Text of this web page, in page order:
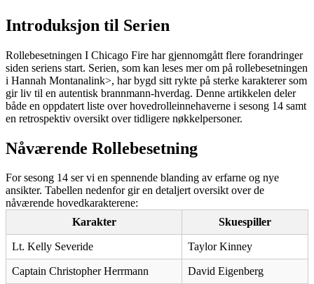
Introduksjon til Serien
Rollebesetningen I Chicago Fire har gjennomgått flere forandringer
siden seriens start. Serien, som kan leses mer om på rollebesetningen
i Hannah Montanalink>, har bygd sitt rykte på sterke karakterer som
gir liv til en autentisk brannmann-hverdag. Denne artikkelen deler
både en oppdatert liste over hovedrolleinnehaverne i sesong 14 samt
en retrospektiv oversikt over tidligere nøkkelpersoner.
Nåværende Rollebesetning
For sesong 14 ser vi en spennende blanding av erfarne og nye
ansikter. Tabellen nedenfor gir en detaljert oversikt over de
nåværende hovedkarakterene:
Karakter
Skuespiller
Lt. Kelly Severide Taylor Kinney
Captain Christopher Herrmann David Eigenberg